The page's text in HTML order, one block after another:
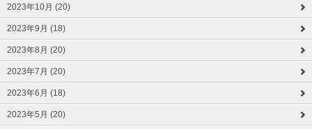
2023年10月 (20)
2023年9月 (18)
2023年8月 (20)
2023年7月 (20)
2023年6月 (18)
2023年5月 (20)